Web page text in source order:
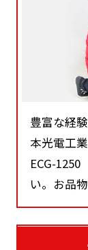
豊富な経
本光電工
ECG-
い。お品